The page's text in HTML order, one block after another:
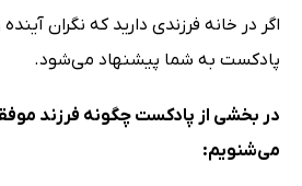
اگر در خانه فرزندی دارید که نگران
پادکست به شما پیشنهاد می‌شود.
در بخشی از پادکست چگونه فرزند
می‌شنویم: